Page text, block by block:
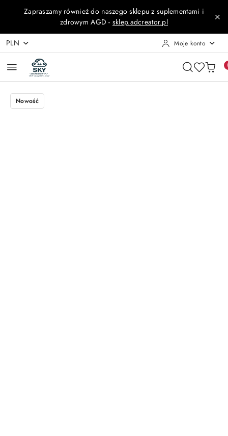
Przejdź do treści głównej
Przejdź do wyszukiwarki
Przejdź do moje konto
Przejdź do menu głównego
Przejdź do opisu produktu
Przejdź do stopki
Zapraszamy również do naszego sklepu z suplementami i
zdrowym AGD - sklep.adcreator.pl
PLN Moje konto
Nowość